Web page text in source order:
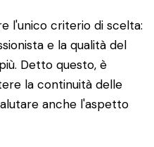
l'unico criterio di scelta:
e la qualità del
Detto questo, è
la continuità delle
anche l'aspetto